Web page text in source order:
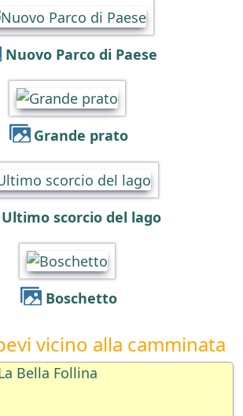
Nuovo Parco di Paese
Grande prato
Ultimo scorcio del lago
Boschetto
vicino alla camminata